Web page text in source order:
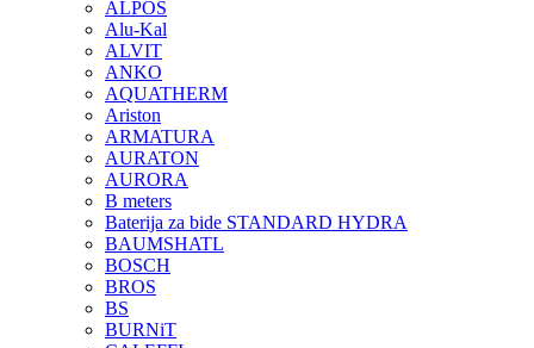
ALPOS
Alu-Kal
ALVIT
ANKO
AQUATHERM
Ariston
ARMATURA
AURATON
AURORA
B meters
Baterija za bide STANDARD HYDRA
BAUMSHATL
BOSCH
BROS
BS
BURNiT